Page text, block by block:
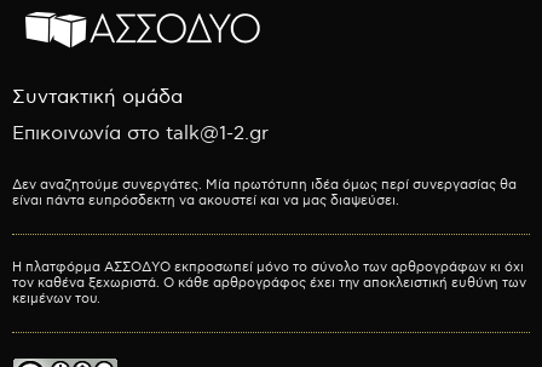
Συντακτική ομάδα
Επικοινωνία στο talk@1-2.gr
Δεν αναζητούμε συνεργάτες. Μία πρωτότυπη ιδέα όμως περί συνεργασίας θα
είναι πάντα ευπρόσδεκτη να ακουστεί και να μας διαψεύσει.
Η πλατφόρμα ΑΣΣΟΔΥΟ εκπροσωπεί μόνο το σύνολο των αρθρογράφων κι όχι
τον καθένα ξεχωριστά. Ο κάθε αρθρογράφος έχει την αποκλειστική ευθύνη των
κειμένων του.